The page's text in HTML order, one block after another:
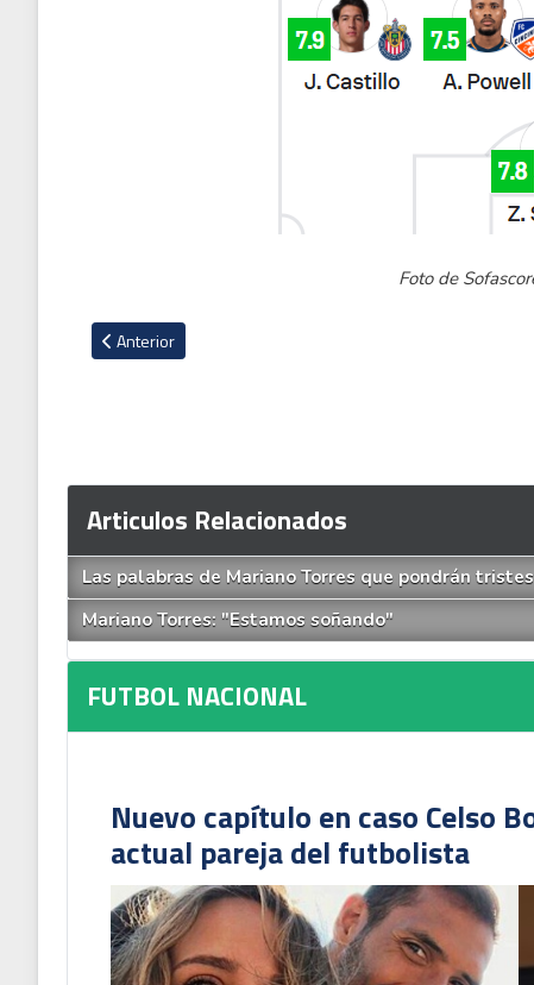
Foto de
Artículo anterior: El barco va que va: Puntarenas vence a
Anterior
Articulos Relacionados
Las palabras de Mariano Torres que pondrán
Mariano Torres: "Estamos soñando"
FUTBOL NACIONAL
Nuevo capítulo en caso Celso
actual pareja del futbolista